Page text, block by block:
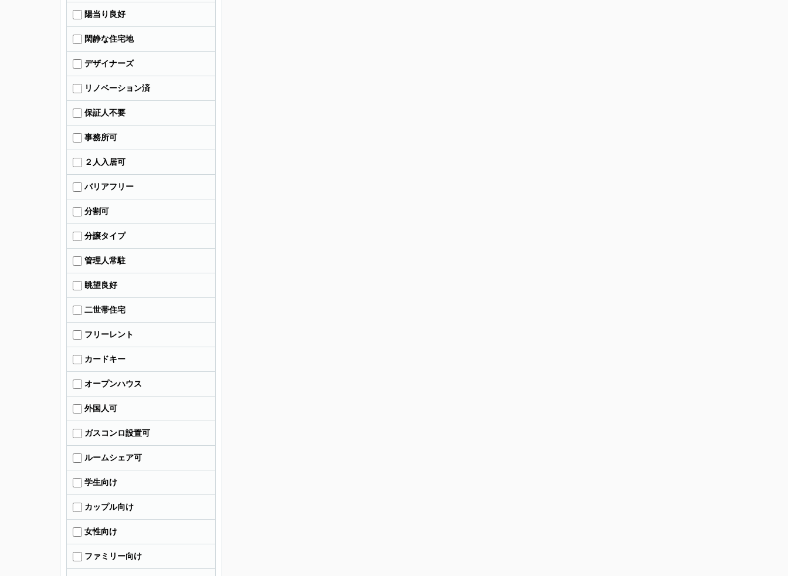
陽当り良好
閑静な住宅地
デザイナーズ
リノベーション済
保証人不要
事務所可
２人入居可
バリアフリー
分割可
分譲タイプ
管理人常駐
眺望良好
二世帯住宅
フリーレント
カードキー
オープンハウス
外国人可
ガスコンロ設置可
ルームシェア可
学生向け
カップル向け
女性向け
ファミリー向け